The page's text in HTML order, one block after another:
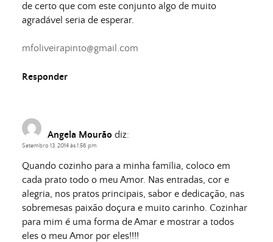
de certo que com este conjunto algo de muito
agradável seria de esperar.
mfoliveirapinto@gmail.com
Responder
Angela Mourão diz:
Setembro 13, 2014 às 1:56 pm
Quando cozinho para a minha família, coloco em
cada prato todo o meu Amor. Nas entradas, cor e
alegria, nos pratos principais, sabor e dedicação, nas
sobremesas paixão doçura e muito carinho. Cozinhar
para mim é uma forma de Amar e mostrar a todos
eles o meu Amor por eles!!!!